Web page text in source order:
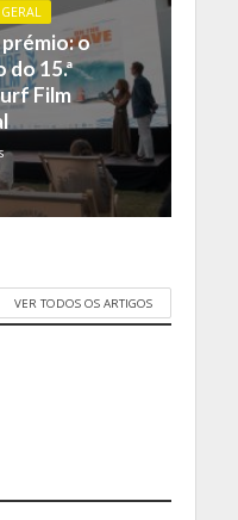
GERAL
o
15.ª
Film
VER TODOS OS ARTIGOS